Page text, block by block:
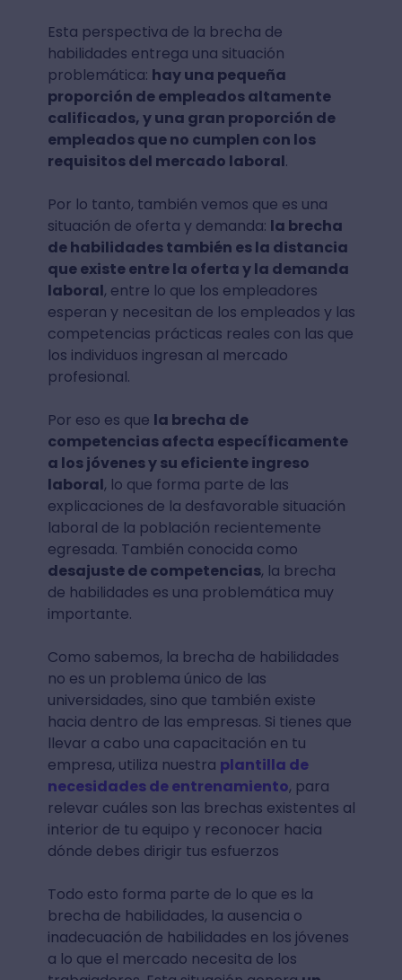
Esta perspectiva de la brecha de
habilidades entrega una situación
problemática: hay una pequeña
proporción de empleados altamente
calificados, y una gran proporción de
empleados que no cumplen con los
requisitos del mercado laboral.
Por lo tanto, también vemos que es una
situación de oferta y demanda: la brecha
de habilidades también es la distancia
que existe entre la oferta y la demanda
laboral, entre lo que los empleadores
esperan y necesitan de los empleados y las
competencias prácticas reales con las que
los individuos ingresan al mercado
profesional.
Por eso es que la brecha de
competencias afecta específicamente
a los jóvenes y su eficiente ingreso
laboral, lo que forma parte de las
explicaciones de la desfavorable situación
laboral de la población recientemente
egresada. También conocida como
desajuste de competencias, la brecha
de habilidades es una problemática muy
importante.
Como sabemos, la brecha de habilidades
no es un problema único de las
universidades, sino que también existe
hacia dentro de las empresas. Si tienes que
llevar a cabo una capacitación en tu
empresa, utiliza nuestra plantilla de
necesidades de entrenamiento, para
relevar cuáles son las brechas existentes al
interior de tu equipo y reconocer hacia
dónde debes dirigir tus esfuerzos
Todo esto forma parte de lo que es la
brecha de habilidades, la ausencia o
inadecuación de habilidades en los jóvenes
a lo que el mercado necesita de los